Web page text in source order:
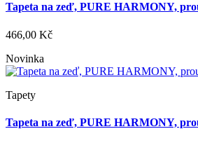
Tapeta na zeď, PURE HARMONY,
466,00 Kč
Novinka
Tapety
Tapeta na zeď, PURE HARMONY,